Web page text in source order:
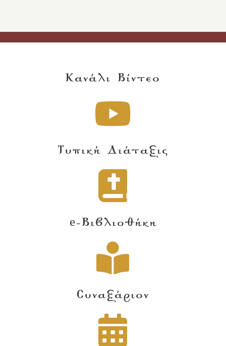
Κανάλι Βίντεο
Τυπική Διάταξις
e-Βιβλιοθήκη
Συναξάριον